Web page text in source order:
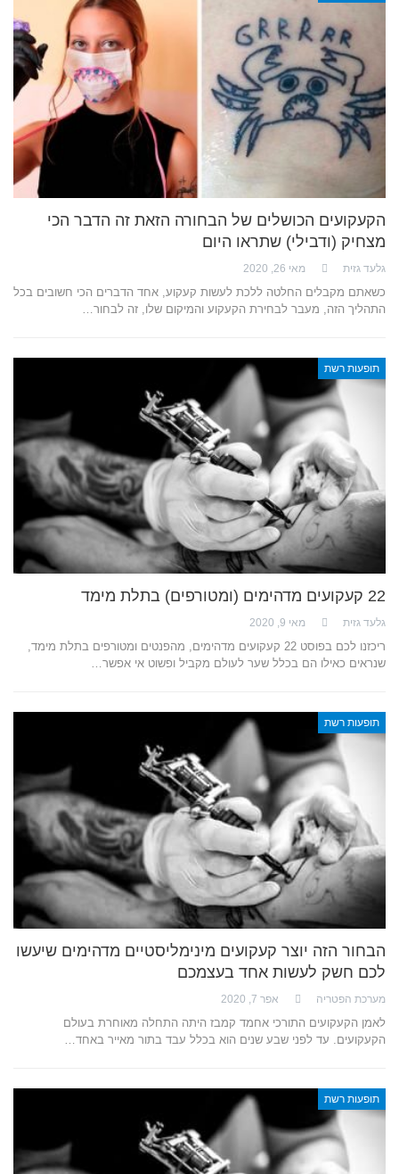
הקעקועים הכושלים של הבחורה הזאת זה הדבר הכי
מצחיק (ודבילי) שתראו היום
גלעד גזית מאי 26, 2020
כשאתם מקבלים החלטה ללכת לעשות קעקוע, אחד הדברים הכי חשובים בכל
התהליך הזה, מעבר לבחירת הקעקוע והמיקום שלו, זה לבחור…
תופעות רשת
22 קעקועים מדהימים (ומטורפים) בתלת מימד
גלעד גזית מאי 9, 2020
ריכזנו לכם בפוסט 22 קעקועים מדהימים, מהפנטים ומטורפים בתלת מימד,
שנראים כאילו הם בכלל שער לעולם מקביל ופשוט אי אפשר…
תופעות רשת
הבחור הזה יוצר קעקועים מינימליסטיים מדהימים שיעשו
לכם חשק לעשות אחד בעצמכם
מערכת הפטריה אפר 7, 2020
לאמן הקעקועים התורכי אחמד קמבז היתה התחלה מאוחרת בעולם
הקעקועים. עד לפני שבע שנים הוא בכלל עבד בתור מאייר באחד…
תופעות רשת